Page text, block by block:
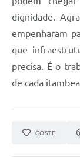
dignidade.
empenharam
que
precisa. É o
de cada
GOSTEI